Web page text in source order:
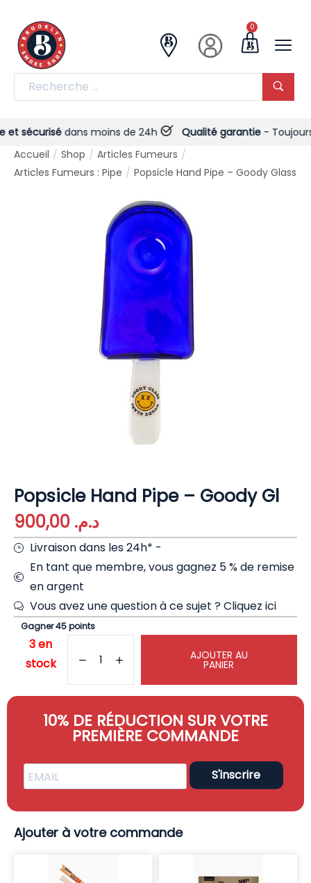
0
dans moins de 24h Qualité garantie- Toujours !
Accueil / Shop / Articles Fumeurs /
Articles Fumeurs : Pipe / Popsicle Hand Pipe – Goody Glass
Popsicle Hand Pipe – Goody Gl
د.م.
Livraison dans les 24h* -
En tant que membre, vous gagnez 5 % de remise
en argent
Vous avez une question à ce sujet ?Cliquez ici
Gagner 45 points
3 en
stock
AJOUTER AU
PANIER
10% DE RÉDUCTION SUR VOTRE
PREMIÈRE COMMANDE
S'inscrire
Ajouter à votre commande